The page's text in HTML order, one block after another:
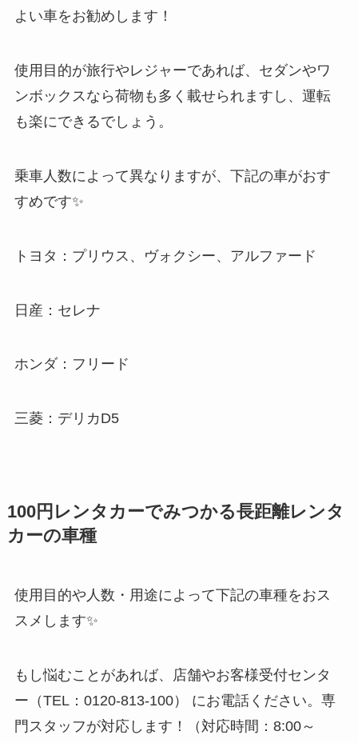
よい車をお勧めします！
使用目的が旅行やレジャーであれば、セダンやワ
ンボックスなら荷物も多く載せられますし、運転
も楽にできるでしょう。
乗車人数によって異なりますが、下記の車がおす
すめです✨
トヨタ：プリウス、ヴォクシー、アルファード
日産：セレナ
ホンダ：フリード
三菱：デリカD5
100円レンタカーでみつかる長距離レンタ
カーの車種
使用目的や人数・用途によって下記の車種をおス
スメします✨
もし悩むことがあれば、店舗やお客様受付センタ
ー（TEL：0120-813-100） にお電話ください。専
門スタッフが対応します！（対応時間：8:00～